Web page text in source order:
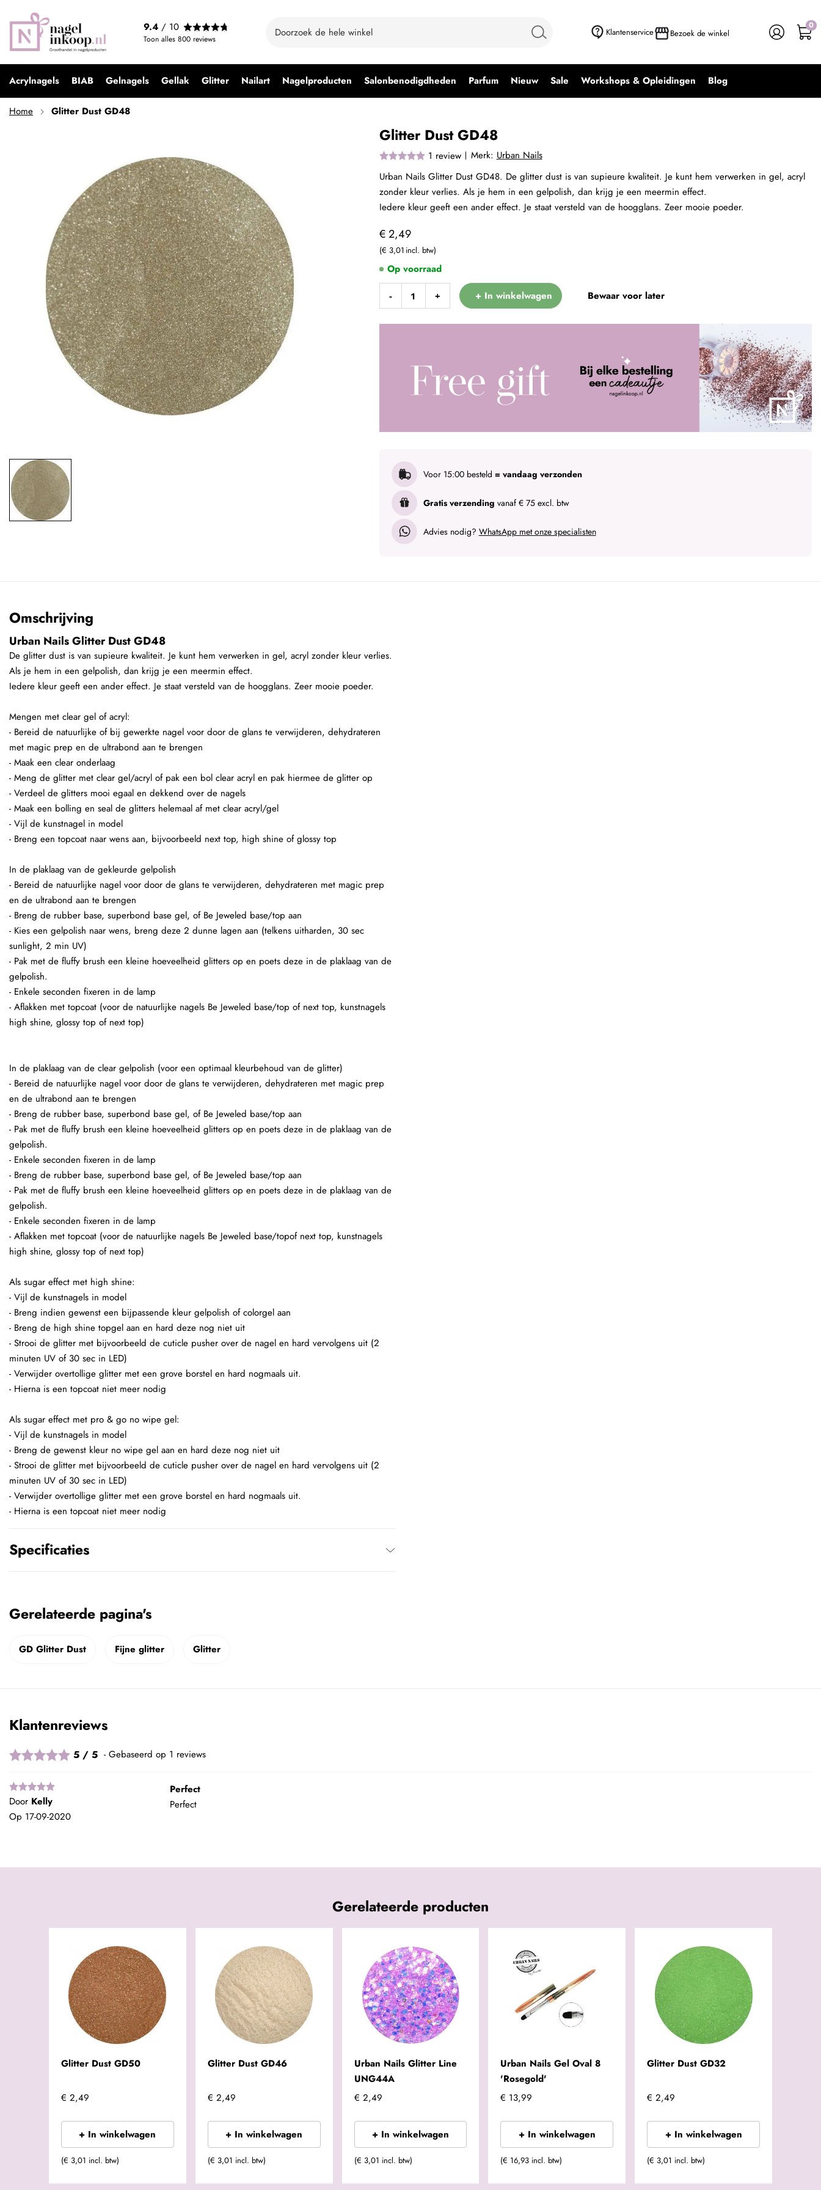
Klantenservice Bezoek de winkel
9.4 / 10
Toon alles 800 reviews
0
Acrylnagels BIAB Gelnagels Gellak Glitter Nailart Nagelproducten Salonbenodigdheden Parfum Nieuw Sale Workshops & Opleidingen Blog
Home Glitter Dust GD48
Glitter Dust GD48
€ 2,49
€ 3,01
€ 2,49
+ In winkelwagen
- + + In winkelwagen Bewaar voor later
1 review Merk: Urban Nails
Voor 15:00 besteld = vandaag verzonden
Gratis verzending vanaf € 75 excl. btw
Advies nodig? WhatsApp met onze specialisten
Op voorraad
Urban Nails Glitter Dust GD48. De glitter dust is van supieure kwaliteit. Je kunt hem verwerken in gel, acryl
zonder kleur verlies. Als je hem in een gelpolish, dan krijg je een meermin effect.
Iedere kleur geeft een ander effect. Je staat versteld van de hoogglans. Zeer mooie poeder.
Omschrijving
Urban Nails Glitter Dust GD48
De glitter dust is van supieure kwaliteit. Je kunt hem verwerken in gel, acryl zonder kleur verlies.
Als je hem in een gelpolish, dan krijg je een meermin effect.
Iedere kleur geeft een ander effect. Je staat versteld van de hoogglans. Zeer mooie poeder.
Mengen met clear gel of acryl:
- Bereid de natuurlijke of bij gewerkte nagel voor door de glans te verwijderen, dehydrateren
met magic prep en de ultrabond aan te brengen
- Maak een clear onderlaag
- Meng de glitter met clear gel/acryl of pak een bol clear acryl en pak hiermee de glitter op
- Verdeel de glitters mooi egaal en dekkend over de nagels
- Maak een bolling en seal de glitters helemaal af met clear acryl/gel
- Vijl de kunstnagel in model
- Breng een topcoat naar wens aan, bijvoorbeeld next top, high shine of glossy top
In de plaklaag van de gekleurde gelpolish
- Bereid de natuurlijke nagel voor door de glans te verwijderen, dehydrateren met magic prep
en de ultrabond aan te brengen
- Breng de rubber base, superbond base gel, of Be Jeweled base/top aan
- Kies een gelpolish naar wens, breng deze 2 dunne lagen aan (telkens uitharden, 30 sec
sunlight, 2 min UV)
- Pak met de fluffy brush een kleine hoeveelheid glitters op en poets deze in de plaklaag van de
gelpolish.
- Enkele seconden fixeren in de lamp
- Aflakken met topcoat (voor de natuurlijke nagels Be Jeweled base/top of next top, kunstnagels
high shine, glossy top of next top)
In de plaklaag van de clear gelpolish (voor een optimaal kleurbehoud van de glitter)
- Bereid de natuurlijke nagel voor door de glans te verwijderen, dehydrateren met magic prep
en de ultrabond aan te brengen
- Breng de rubber base, superbond base gel, of Be Jeweled base/top aan
- Pak met de fluffy brush een kleine hoeveelheid glitters op en poets deze in de plaklaag van de
gelpolish.
- Enkele seconden fixeren in de lamp
- Breng de rubber base, superbond base gel, of Be Jeweled base/top aan
- Pak met de fluffy brush een kleine hoeveelheid glitters op en poets deze in de plaklaag van de
gelpolish.
- Enkele seconden fixeren in de lamp
- Aflakken met topcoat (voor de natuurlijke nagels Be Jeweled base/topof next top, kunstnagels
high shine, glossy top of next top)
Als sugar effect met high shine:
- Vijl de kunstnagels in model
- Breng indien gewenst een bijpassende kleur gelpolish of colorgel aan
- Breng de high shine topgel aan en hard deze nog niet uit
- Strooi de glitter met bijvoorbeeld de cuticle pusher over de nagel en hard vervolgens uit (2
minuten UV of 30 sec in LED)
- Verwijder overtollige glitter met een grove borstel en hard nogmaals uit.
- Hierna is een topcoat niet meer nodig
Als sugar effect met pro & go no wipe gel:
- Vijl de kunstnagels in model
- Breng de gewenst kleur no wipe gel aan en hard deze nog niet uit
- Strooi de glitter met bijvoorbeeld de cuticle pusher over de nagel en hard vervolgens uit (2
minuten UV of 30 sec in LED)
- Verwijder overtollige glitter met een grove borstel en hard nogmaals uit.
- Hierna is een topcoat niet meer nodig
Specificaties
Gerelateerde pagina's
GD Glitter Dust Fijne glitter Glitter
Klantenreviews
5 / 5 Gebaseerd op 1 reviews
Door Kelly
Op 17-09-2020
Perfect
Perfect
Gerelateerde producten
Glitter Dust GD50
€ 2,49
+ In winkelwagen
(€ 3,01 incl. btw)
Glitter Dust GD46
€ 2,49
+ In winkelwagen
(€ 3,01 incl. btw)
Urban Nails Glitter Line
UNG44A
€ 2,49
+ In winkelwagen
(€ 3,01 incl. btw)
Urban Nails Gel Oval 8
'Rosegold'
€ 13,99
+ In winkelwagen
(€ 16,93 incl. btw)
Glitter Dust GD32
€ 2,49
+ In winkelwagen
(€ 3,01 incl. btw)